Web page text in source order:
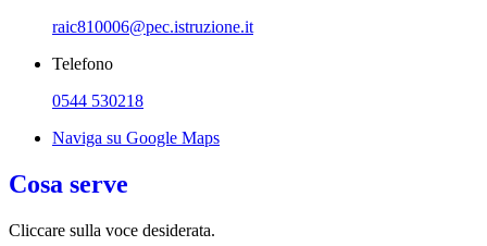
raic810006@pec.istruzione.it
Telefono
0544 530218
Naviga su Google Maps
Cosa serve
Cliccare sulla voce desiderata.